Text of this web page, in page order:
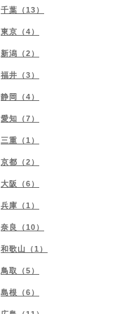
千葉（13）
東京（4）
新潟（2）
福井（3）
静岡（4）
愛知（7）
三重（1）
京都（2）
大阪（6）
兵庫（1）
奈良（10）
和歌山（1）
鳥取（5）
島根（6）